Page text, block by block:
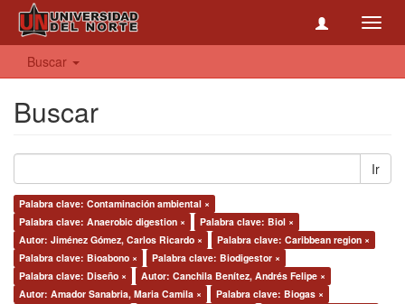
Buscar
Buscar
Ir
Palabra clave: Contaminación ambiental ×
Palabra clave: Anaerobic digestion ×
Palabra clave: Biol ×
Autor: Jiménez Gómez, Carlos Ricardo ×
Palabra clave: Caribbean region ×
Palabra clave: Bioabono ×
Palabra clave: Biodigestor ×
Palabra clave: Diseño ×
Autor: Canchila Benítez, Andrés Felipe ×
Autor: Amador Sanabria, Maria Camila ×
Palabra clave: Biogas ×